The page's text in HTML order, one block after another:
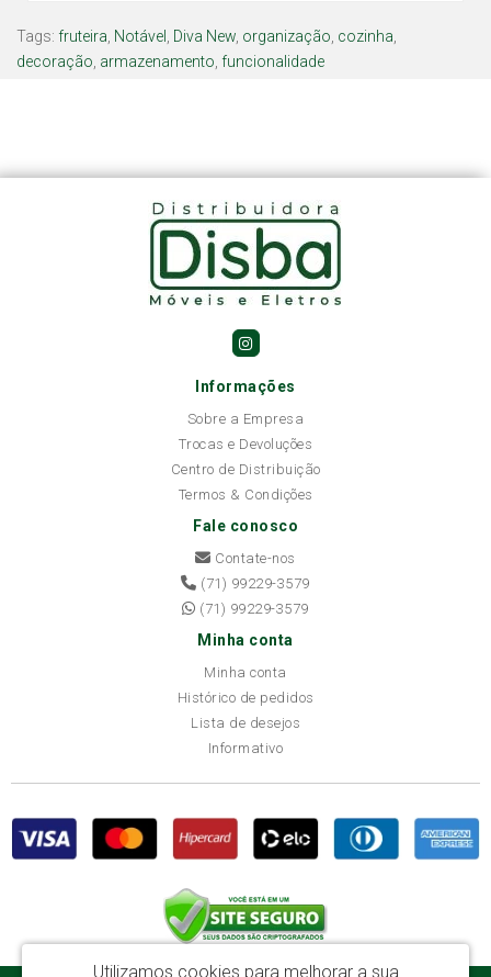
Tags: fruteira Notável Diva New organização cozinha
decoração armazenamento funcionalidade
Informações
Sobre a Empresa
Trocas e Devoluções
Centro de Distribuição
Termos & Condições
Fale conosco
Contate-nos
(71) 99229-3579
(71) 99229-3579
Minha conta
Minha conta
Histórico de pedidos
Lista de desejos
Informativo
Utilizamos cookies para melhorar a sua